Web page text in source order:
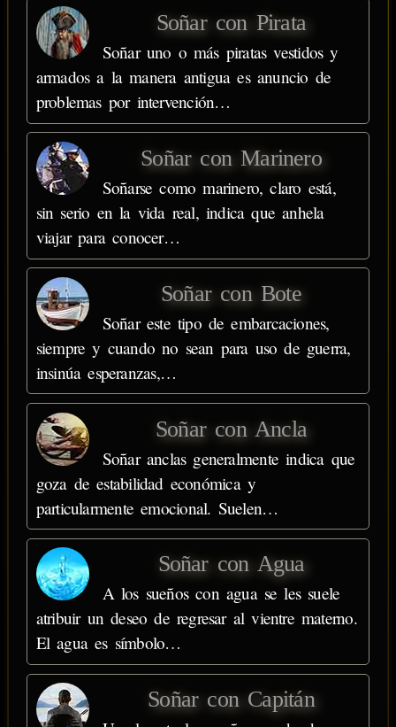
Soñar con Pirata
Soñar uno o más piratas vestidos y
armados a la manera antigua es anuncio de
problemas por intervención…
Soñar con Marinero
Soñarse como marinero, claro está,
sin serio en la vida real, indica que anhela
viajar para conocer…
Soñar con Bote
Soñar este tipo de embarcaciones,
siempre y cuando no sean para uso de guerra,
insinúa esperanzas,…
Soñar con Ancla
Soñar anclas generalmente indica que
goza de estabilidad económica y
particularmente emocional. Suelen…
Soñar con Agua
A los sueños con agua se les suele
atribuir un deseo de regresar al vientre materno.
El agua es símbolo…
Soñar con Capitán